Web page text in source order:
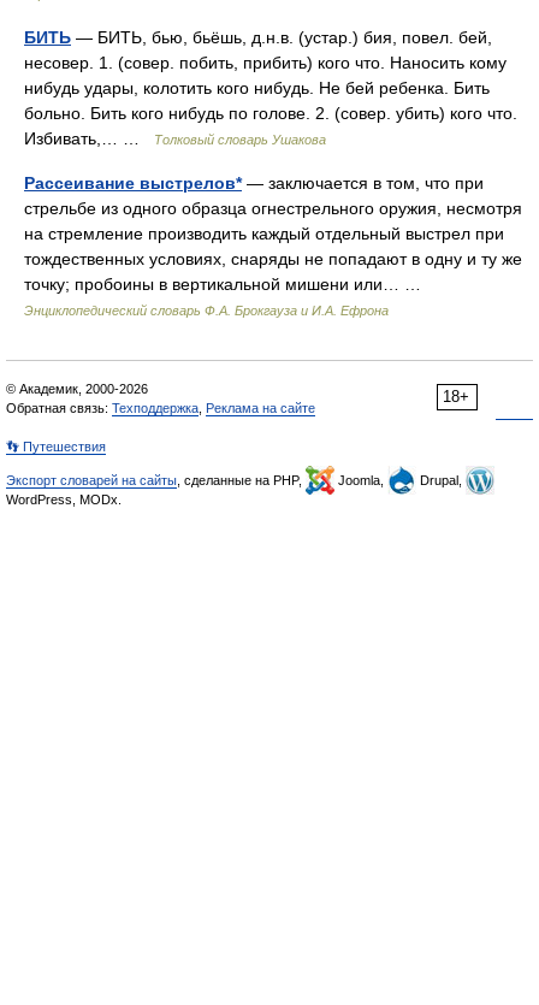
БИТЬ — БИТЬ, бью, бьёшь, д.н.в. (устар.) бия, повел. бей,
несовер. 1. (совер. побить, прибить) кого что. Наносить кому
нибудь удары, колотить кого нибудь. Не бей ребенка. Бить
больно. Бить кого нибудь по голове. 2. (совер. убить) кого что.
Избивать,… …
Толковый словарь Ушакова
Рассеивание выстрелов*— заключается в том, что при
стрельбе из одного образца огнестрельного оружия, несмотря
на стремление производить каждый отдельный выстрел при
тождественных условиях, снаряды не попадают в одну и ту же
точку; пробоины в вертикальной мишени или… …
Энциклопедический словарь Ф.А. Брокгауза и И.А. Ефрона
18+
© Академик, 2000-2026
Обратная связь: Техподдержка Реклама на сайте
👣 Путешествия
Экспорт словарей на сайты , сделанные на PHP, Joomla,
Drupal,
WordPress, MODx.